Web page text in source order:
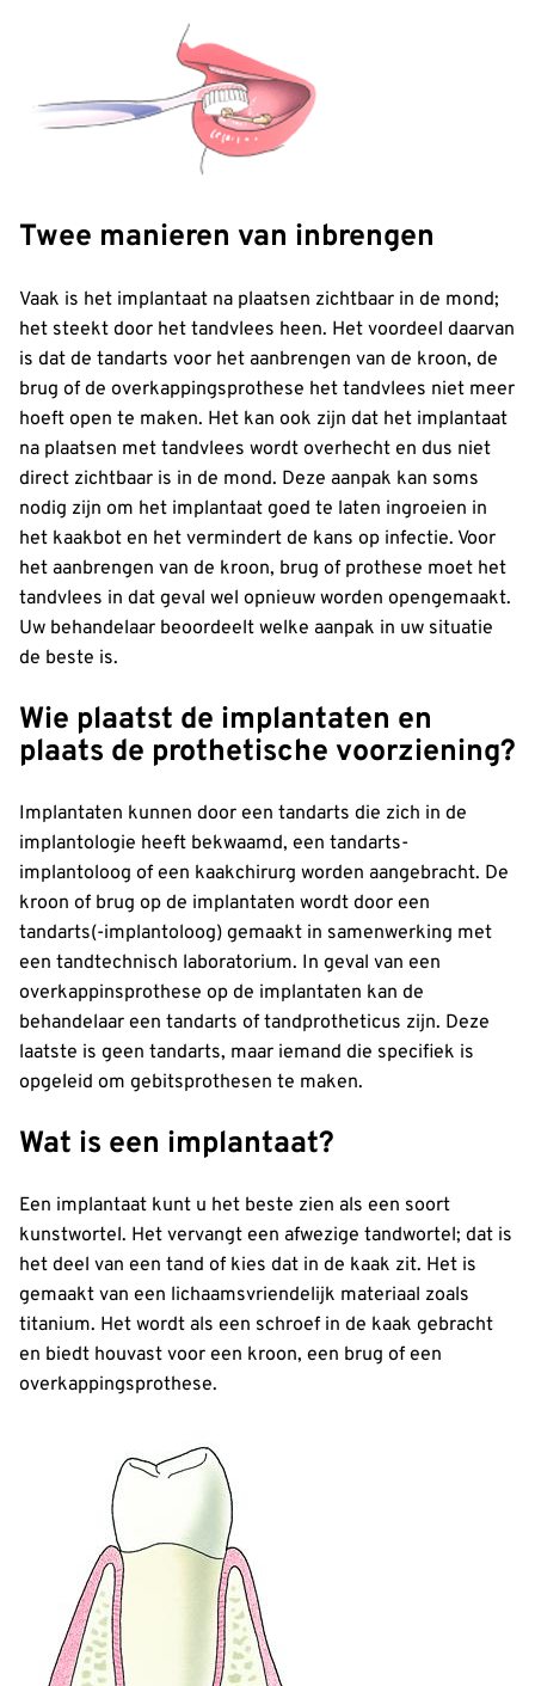
Twee manieren van inbrengen
Vaak is het implantaat na plaatsen zichtbaar in de mond;
het steekt door het tandvlees heen. Het voordeel daarvan
is dat de tandarts voor het aanbrengen van de kroon, de
brug of de overkappingsprothese het tandvlees niet meer
hoeft open te maken. Het kan ook zijn dat het implantaat
na plaatsen met tandvlees wordt overhecht en dus niet
direct zichtbaar is in de mond. Deze aanpak kan soms
nodig zijn om het implantaat goed te laten ingroeien in
het kaakbot en het vermindert de kans op infectie. Voor
het aanbrengen van de kroon, brug of prothese moet het
tandvlees in dat geval wel opnieuw worden opengemaakt.
Uw behandelaar beoordeelt welke aanpak in uw situatie
de beste is.
Wie plaatst de implantaten en
plaats de prothetische voorziening?
Implantaten kunnen door een tandarts die zich in de
implantologie heeft bekwaamd, een tandarts-
implantoloog of een kaakchirurg worden aangebracht. De
kroon of brug op de implantaten wordt door een
tandarts(-implantoloog) gemaakt in samenwerking met
een tandtechnisch laboratorium. In geval van een
overkappinsprothese op de implantaten kan de
behandelaar een tandarts of tandprotheticus zijn. Deze
laatste is geen tandarts, maar iemand die specifiek is
opgeleid om gebitsprothesen te maken.
Wat is een implantaat?
Een implantaat kunt u het beste zien als een soort
kunstwortel. Het vervangt een afwezige tandwortel; dat is
het deel van een tand of kies dat in de kaak zit. Het is
gemaakt van een lichaamsvriendelijk materiaal zoals
titanium. Het wordt als een schroef in de kaak gebracht
en biedt houvast voor een kroon, een brug of een
overkappingsprothese.